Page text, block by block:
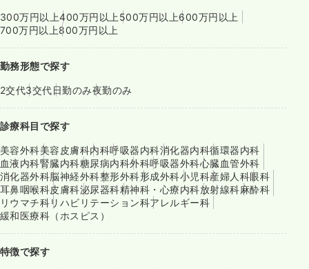
300万円以上400万円以上 500万円以上600万円以上
700万円以上800万円以上
勤務形態で探す
2交代3交代日勤のみ夜勤のみ
診療科目で探す
美容外科美容皮膚科内科呼吸器内科消化器内科循環器内科
血液内科腎臓内科糖尿病内科外科呼吸器外科心臓血管外科
消化器外科脳神経外科整形外科形成外科小児科産婦人科眼科
耳鼻咽喉科皮膚科泌尿器科精神科・心療内科放射線科麻酔科
リウマチ科リハビリテーション科アレルギー科
緩和医療科（ホスピス）
特徴で探す